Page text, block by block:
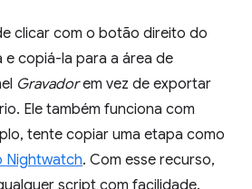
clicar com o botão direito do
e copiá-la para a área de
Gravadorem vez de exportar
Ele também funciona com
tente copiar uma etapa como
Nightwatch. Com esse recurso,
script com facilidade.